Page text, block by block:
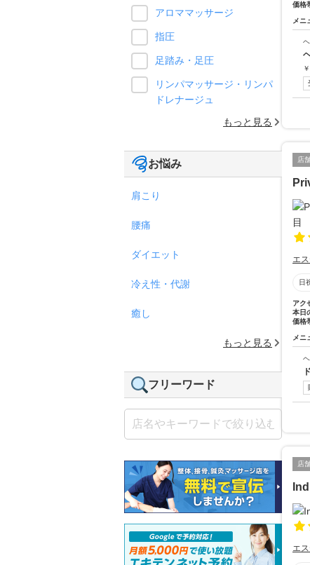
価格
メニ
￥
店
エ
日
アク
本日
価格
メニ
店
エ
アロママッサージ
指圧
足踏み・足圧
リンパマッサージ・リンパ
ドレナージュ
もっと見る
お悩み
肩こり
腰痛
ダイエット
冷え性・代謝
癒し
もっと見る
フリーワード